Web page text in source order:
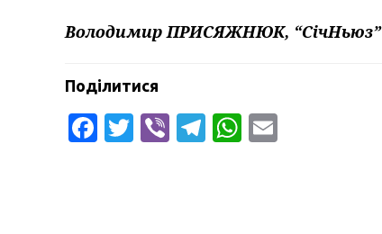
Володимир ПРИСЯЖНЮК, “СічНьюз”
Поділитися
Facebook
Twitter
ViberTelegram
WhatsApp